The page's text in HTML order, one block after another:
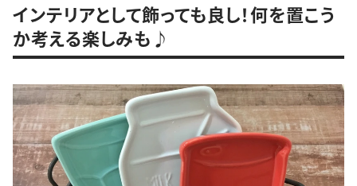
インテリアとして飾っても良し！何を置こう
か考える楽しみも♪